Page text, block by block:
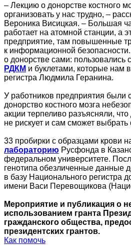
– Лекцию о донорстве костного
организовать у нас трудно, –
Вероника Висицкая. – Большая
работает на атомной станции, а
предприятие, там повышенные
к информационной
о донорстве сами: пользовались
РДКМ и буклетами, которые нам
регистра Людмила Геранина.
У работников предприятия были
донорство костного мозга
акции терпеливо разъясняли,
не рискует и сам сможет выбрать
33 пробирки с образцами крови
лабораторию Русфонда в
федеральном университете.
генотипа обезличенные данные
в базу Национального регистра
имени Васи Перевощикова
Мероприятие и публикация о
использованием гранта
гражданского общества,
президентских грантов.
Как помочь